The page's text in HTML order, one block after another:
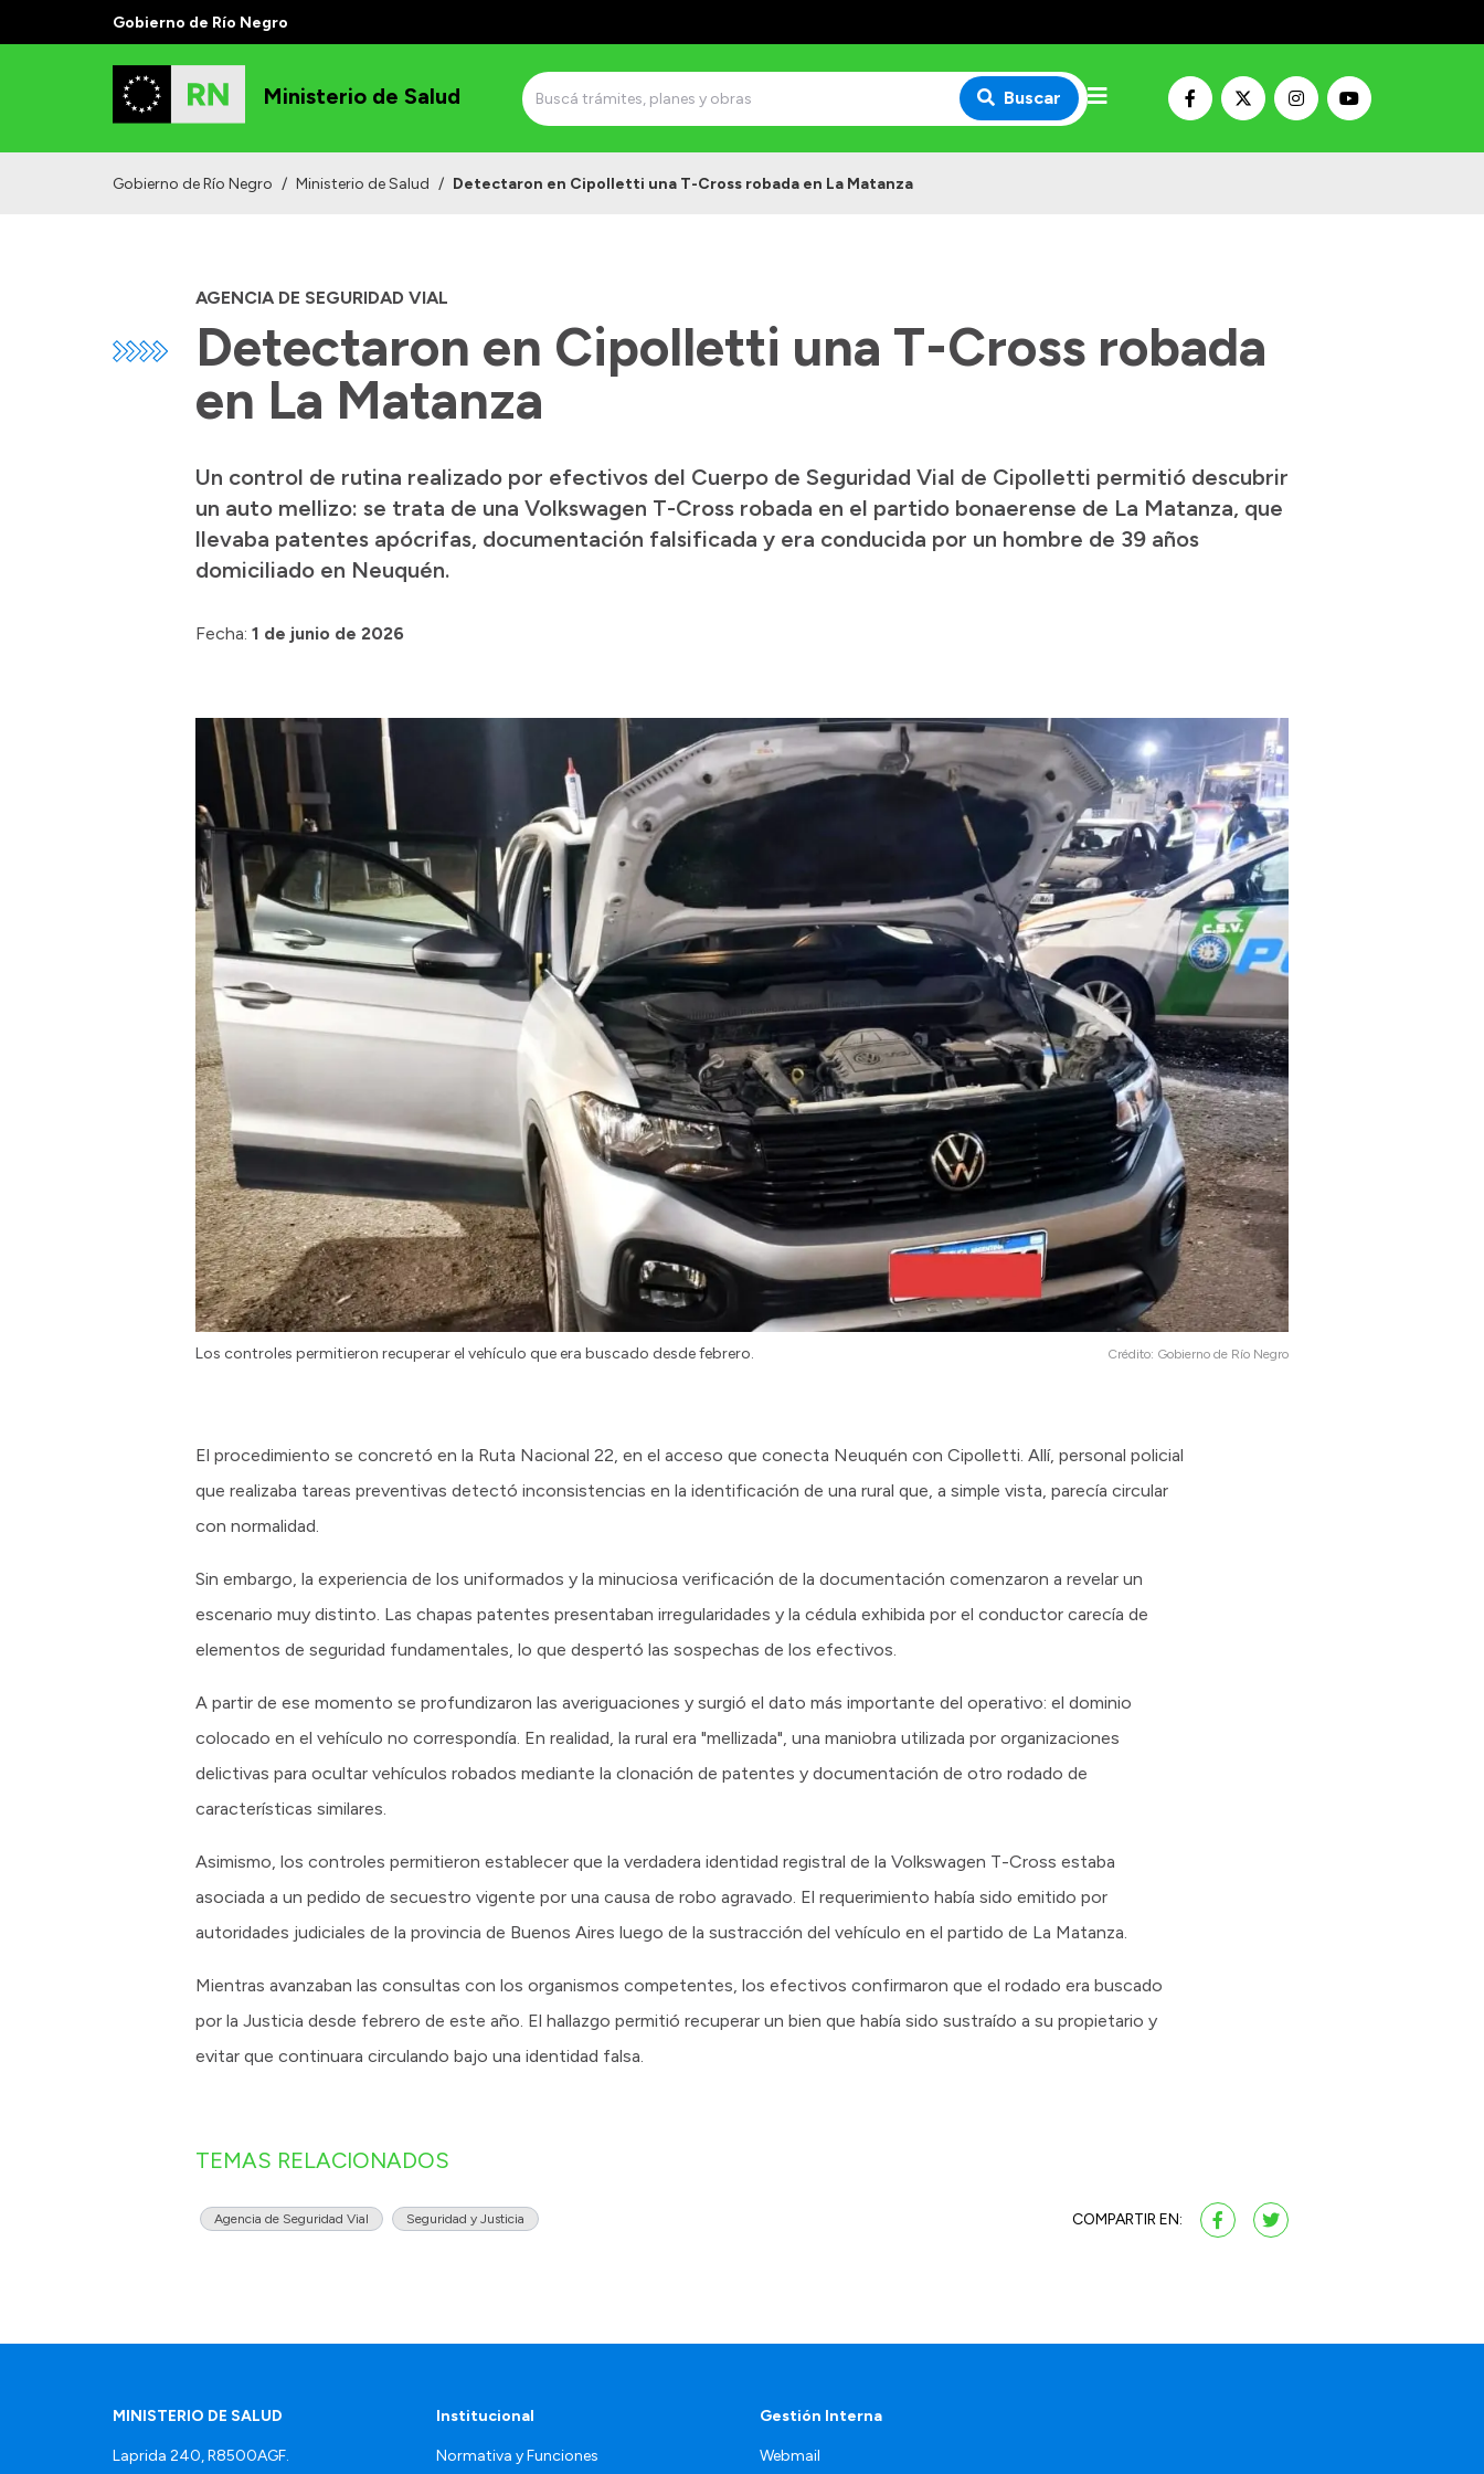
Gobierno de Río Negro
Ministerio de Salud Buscar
Gobierno de Río Negro / Ministerio de Salud / Detectaron en Cipolletti una T-Cross robada en La Matanza
AGENCIA DE SEGURIDAD VIAL
Detectaron en Cipolletti una T-Cross robada
en La Matanza
Un control de rutina realizado por efectivos del Cuerpo de Seguridad Vial de Cipolletti permitió descubrir
un auto mellizo: se trata de una Volkswagen T-Cross robada en el partido bonaerense de La Matanza, que
llevaba patentes apócrifas, documentación falsificada y era conducida por un hombre de 39 años
domiciliado en Neuquén.
Fecha: 1 de junio de 2026
Los controles permitieron recuperar el vehículo que era buscado desde febrero. Crédito: Gobierno de Río Negro
El procedimiento se concretó en la Ruta Nacional 22, en el acceso que conecta Neuquén con Cipolletti. Allí, personal policial
que realizaba tareas preventivas detectó inconsistencias en la identificación de una rural que, a simple vista, parecía circular
con normalidad.
Sin embargo, la experiencia de los uniformados y la minuciosa verificación de la documentación comenzaron a revelar un
escenario muy distinto. Las chapas patentes presentaban irregularidades y la cédula exhibida por el conductor carecía de
elementos de seguridad fundamentales, lo que despertó las sospechas de los efectivos.
A partir de ese momento se profundizaron las averiguaciones y surgió el dato más importante del operativo: el dominio
colocado en el vehículo no correspondía. En realidad, la rural era "mellizada", una maniobra utilizada por organizaciones
delictivas para ocultar vehículos robados mediante la clonación de patentes y documentación de otro rodado de
características similares.
Asimismo, los controles permitieron establecer que la verdadera identidad registral de la Volkswagen T-Cross estaba
asociada a un pedido de secuestro vigente por una causa de robo agravado. El requerimiento había sido emitido por
autoridades judiciales de la provincia de Buenos Aires luego de la sustracción del vehículo en el partido de La Matanza.
Mientras avanzaban las consultas con los organismos competentes, los efectivos confirmaron que el rodado era buscado
por la Justicia desde febrero de este año. El hallazgo permitió recuperar un bien que había sido sustraído a su propietario y
evitar que continuara circulando bajo una identidad falsa.
TEMAS RELACIONADOS
Agencia de Seguridad Vial Seguridad y Justicia COMPARTIR EN:
MINISTERIO DE SALUD
Laprida 240, R8500AGF.
Institucional
Normativa y Funciones
Gestión Interna
Webmail